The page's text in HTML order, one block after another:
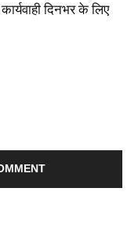
दिनभर के लिए